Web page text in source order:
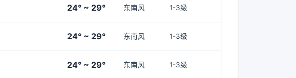
24° ~ 29° 东南风 1-3级
24° ~ 29° 东南风 1-3级
24° ~ 29° 东南风 1-3级